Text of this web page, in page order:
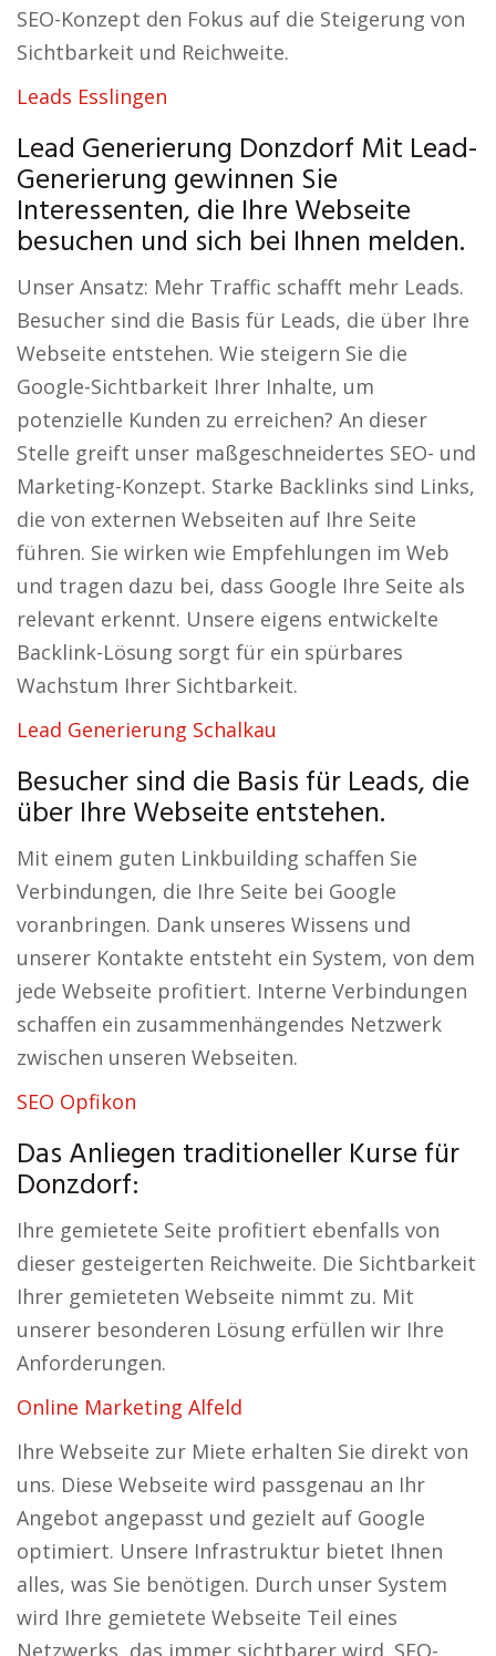
SEO-Konzept den Fokus auf die Steigerung von
Sichtbarkeit und Reichweite.
Leads Esslingen
Lead Generierung Donzdorf Mit Lead-
Generierung gewinnen Sie
Interessenten, die Ihre Webseite
besuchen und sich bei Ihnen melden.
Unser Ansatz: Mehr Traffic schafft mehr Leads.
Besucher sind die Basis für Leads, die über Ihre
Webseite entstehen. Wie steigern Sie die
Google-Sichtbarkeit Ihrer Inhalte, um
potenzielle Kunden zu erreichen? An dieser
Stelle greift unser maßgeschneidertes SEO- und
Marketing-Konzept. Starke Backlinks sind Links,
die von externen Webseiten auf Ihre Seite
führen. Sie wirken wie Empfehlungen im Web
und tragen dazu bei, dass Google Ihre Seite als
relevant erkennt. Unsere eigens entwickelte
Backlink-Lösung sorgt für ein spürbares
Wachstum Ihrer Sichtbarkeit.
Lead Generierung Schalkau
Besucher sind die Basis für Leads, die
über Ihre Webseite entstehen.
Mit einem guten Linkbuilding schaffen Sie
Verbindungen, die Ihre Seite bei Google
voranbringen. Dank unseres Wissens und
unserer Kontakte entsteht ein System, von dem
jede Webseite profitiert. Interne Verbindungen
schaffen ein zusammenhängendes Netzwerk
zwischen unseren Webseiten.
SEO Opfikon
Das Anliegen traditioneller Kurse für
Donzdorf:
Ihre gemietete Seite profitiert ebenfalls von
dieser gesteigerten Reichweite. Die Sichtbarkeit
Ihrer gemieteten Webseite nimmt zu. Mit
unserer besonderen Lösung erfüllen wir Ihre
Anforderungen.
Online Marketing Alfeld
Ihre Webseite zur Miete erhalten Sie direkt von
uns. Diese Webseite wird passgenau an Ihr
Angebot angepasst und gezielt auf Google
optimiert. Unsere Infrastruktur bietet Ihnen
alles, was Sie benötigen. Durch unser System
wird Ihre gemietete Webseite Teil eines
Netzwerks, das immer sichtbarer wird. SEO-